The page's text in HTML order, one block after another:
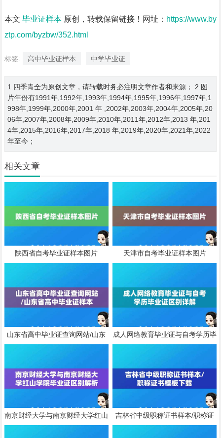
本文 毕业证样本原创，转载保留链接！网址： https://www.by
ztp.com/byzbw/352.html
标签: 高中毕业证样本 中学毕业证
1.四季青全为原创文章，请转载时务必注明文章作者和来源； 2.图
片年份有1991年,1992年,1993年,1994年,1995年,1996年,1997年,1
998年,1999年,2000年,2001 年 ,2002年,2003年,2004年,2005年,20
06年,2007年,2008年,2009年,2010年,2011年,2012年,2013 年,201
4年,2015年,2016年,2017年,2018 年,2019年,2020年,2021年,2022
年至今；
相关文章
陕西省自考毕业证样本图片 天津市自考毕业证样本图片
山东省高中毕业证查询网站/山东
省高中毕业证样本
成人网络教育毕业证与自考学历毕
业证区别详解
南京财经大学与南京财经大学红山
学院毕业证区别解析
吉林省中级职称证书样本/职称证
书模板下载